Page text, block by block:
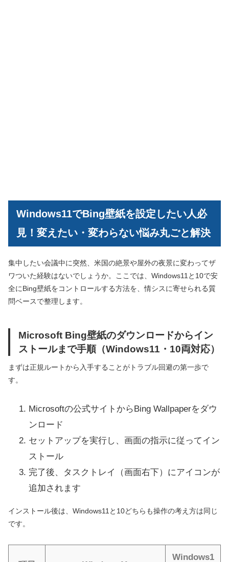
Windows11でBing壁紙を設定したい人必
見！変えたい・変わらない悩み丸ごと解決
集中したい会議中に突然、米国の絶景や屋外の夜景に変わってザ
ワついた経験はないでしょうか。ここでは、Windows11と10で安
全にBing壁紙をコントロールする方法を、情シスに寄せられる質
問ベースで整理します。
Microsoft Bing壁紙のダウンロードからイン
ストールまで手順（Windows11・10両対応）
まずは正規ルートから入手することがトラブル回避の第一歩で
す。
Microsoftの公式サイトからBing Wallpaperをダウ
ンロード
セットアップを実行し、画面の指示に従ってイン
ストール
完了後、タスクトレイ（画面右下）にアイコンが
追加されます
インストール後は、Windows11と10どちらも操作の考え方は同じ
です。
Windows1